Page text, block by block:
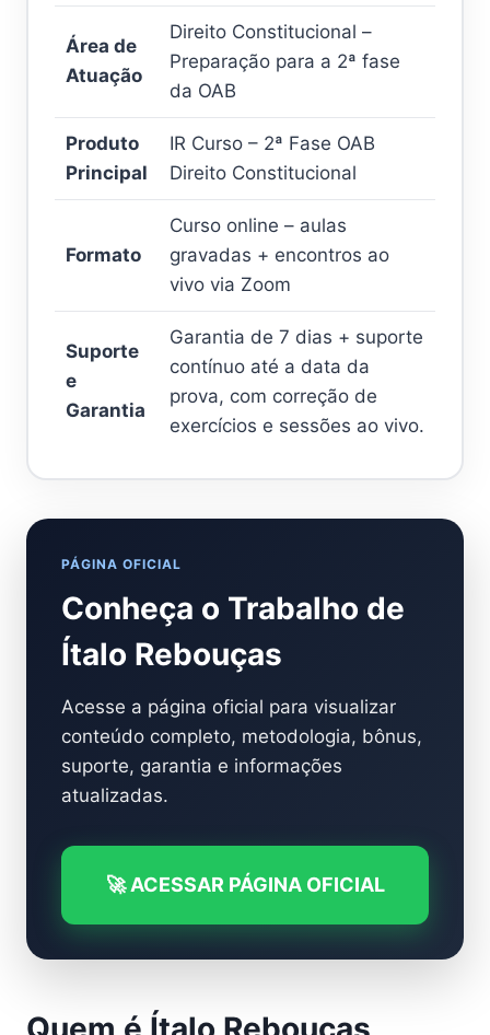
Área de
Atuação
Direito Constitucional –
Preparação para a 2ª fase
da OAB
Produto
Principal
IR Curso – 2ª Fase OAB
Direito Constitucional
Formato
Curso online – aulas
gravadas + encontros ao
vivo via Zoom
Suporte
e
Garantia
Garantia de 7 dias + suporte
contínuo até a data da
prova, com correção de
exercícios e sessões ao vivo.
PÁGINA OFICIAL
Conheça o Trabalho de
Ítalo Rebouças
Acesse a página oficial para visualizar
conteúdo completo, metodologia, bônus,
suporte, garantia e informações
atualizadas.
🚀 ACESSAR PÁGINA OFICIAL